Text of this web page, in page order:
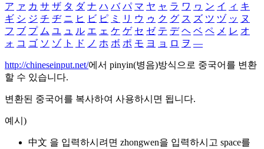
ア ァ カ サ ザ タ ダ ナ ハ バ パ マ ヤ ャ ラ ワ ヮ ン イ ィ キ
ギ シ ジ チ ヂ ニ ヒ ビ ピ ミ リ ウ ゥ ク グ ス ズ ツ ヅ ッ ヌ
フ ブ プ ム ユ ュ ル エ ェ ケ ゲ セ ゼ テ デ ヘ ベ ペ メ レ オ
ォ コ ゴ ソ ゾ ト ド ノ ホ ボ ポ モ ヨ ョ ロ ヲ ―
http://chineseinput.net/에서 pinyin(병음)방식으로 중국어를 변환
할 수 있습니다.
변환된 중국어를 복사하여 사용하시면 됩니다.
예시)
中文 을 입력하시려면 zhongwen을 입력하시고 space를